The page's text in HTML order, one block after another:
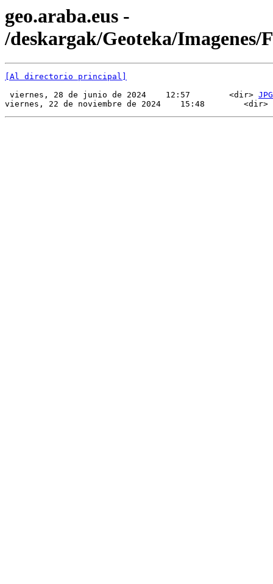
geo.araba.eus -
/deskargak/Geoteka/Imagenes/
[Al directorio principal]
viernes, 28 de junio de 2024    12:57        <dir> JPG
viernes, 22 de noviembre de 2024    15:48        <dir>